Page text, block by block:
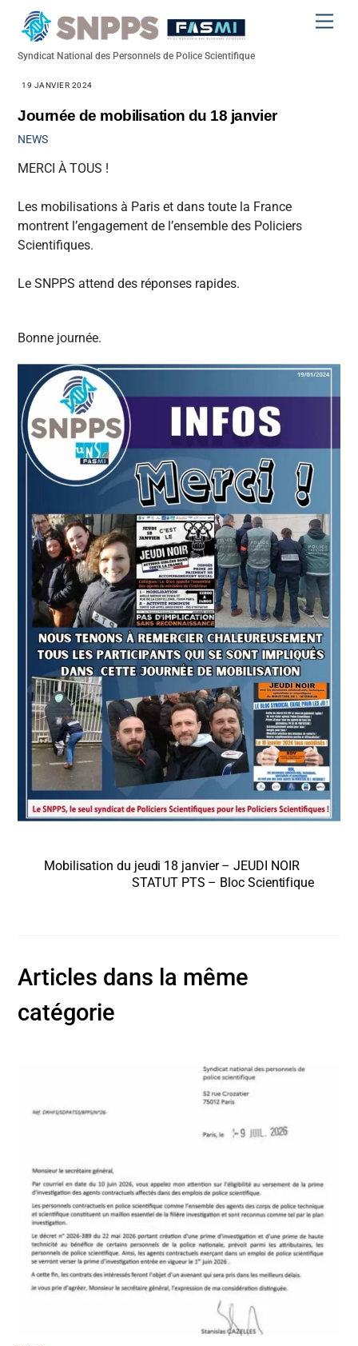
Syndicat National des Personnels de Police Scientifique
19 JANVIER 2024
Journée de mobilisation du 18 janvier
NEWS
MERCI À TOUS !
Les mobilisations à Paris et dans toute la France
montrent l’engagement de l’ensemble des Policiers
Scientifiques.
Le SNPPS attend des réponses rapides.
Bonne journée.
Mobilisation du jeudi 18 janvier – JEUDI NOIR
STATUT PTS – Bloc Scientifique
Articles dans la même
catégorie